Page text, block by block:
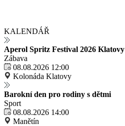
KALENDÁŘ
Aperol Spritz Festival 2026 Klatovy
Zábava
08.08.2026 12:00
Kolonáda Klatovy
Barokní den pro rodiny s dětmi
Sport
08.08.2026 14:00
Manětín